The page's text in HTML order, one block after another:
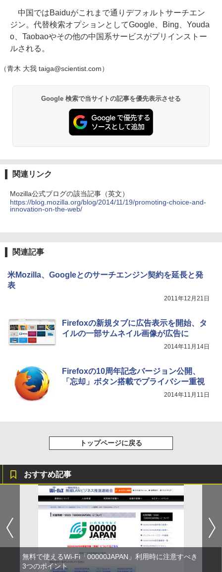
中国ではBaiduがこれまで通りデフォルトサーチエン
ジン。代替検索オプションとしてGoogle、Bing、Youda
o、Taobaoやその他の中国系サービスがプリインストー
ルされる。
（青木 大我 taiga@scientist.com）
Google 検索で当サイトの記事を優先表示させる
関連リンク
Mozilla公式ブログの該当記事（英文）
https://blog.mozilla.org/blog/2014/11/19/promoting-choice-and-
innovation-on-the-web/
関連記事
米Mozilla、Googleとのサーチエンジン契約を延長と発
表
2011年12月21日
Firefoxの新規タブに広告表示を開始、タ
イルの一部サムネイル画像が広告に
2014年11月14日
Firefoxの10周年記念バージョン公開、
「忘却」ボタン搭載でプライバシー重視
2014年11月11日
トップページに戻る
おすすめ記事
無料で使えるWi-Fi「00000JAPAN」利用時に注意すべき
3つのポイント